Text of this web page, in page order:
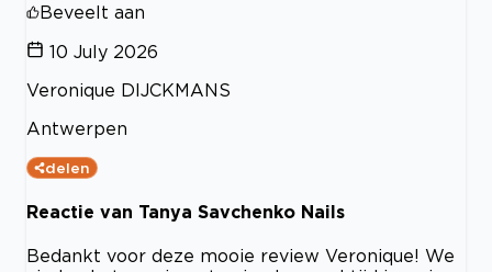
Beveelt aan
10 July 2026
Veronique DIJCKMANS
Antwerpen
delen
Reactie van Tanya Savchenko Nails
Bedankt voor deze mooie review Veronique! We